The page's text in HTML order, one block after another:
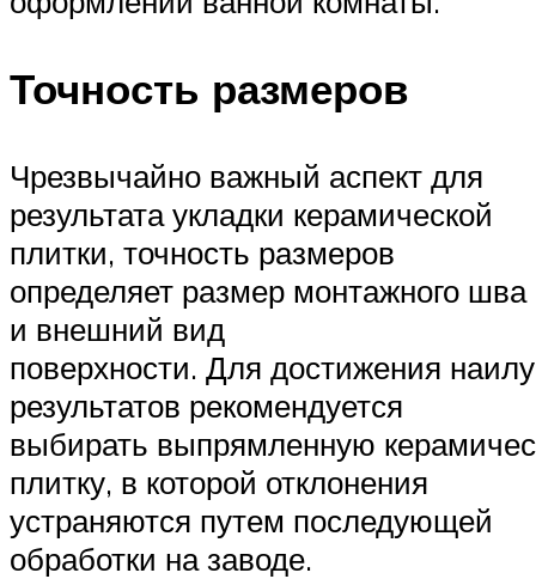
Точность размеров
Чрезвычайно важный аспект для
результата укладки керамической
плитки, точность размеров
определяет размер монтажного шва
и внешний вид
поверхности. Для достижения
результатов рекомендуется
выбирать выпрямленную
плитку, в которой отклонения
устраняются путем последующей
обработки на заводе.